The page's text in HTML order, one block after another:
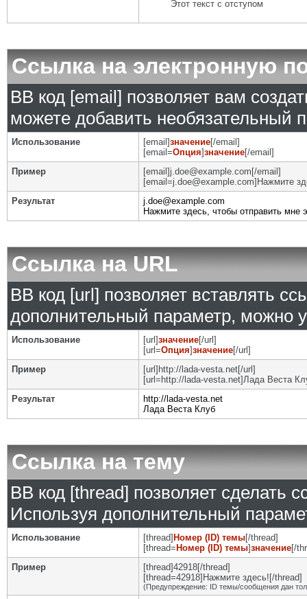
Этот текст с отступом
Ссылка на электронную
BB код [email] позволяет вам
можете добавить необязательный
Использование [email]значение[/email]
[email=Опция]значение[/email]
Пример
[email]j.doe@example.com[/email]
[email=j.doe@example.com]Нажмите
Результат
j.doe@example.com
Нажмите здесь, чтобы отправить мне
Ссылка на URL
BB код [url] позволяет вставлять
дополнительный параметр, можно
Использование [url]значение[/url]
[url=Опция]значение[/url]
Пример
[url]http://lada-vesta.net[/url]
[url=http://lada-vesta.net]Лада Веста
Результат
http://lada-vesta.net
Лада Веста Клуб
Ссылка на тему
BB код [thread] позволяет сделать
Используя дополнительный
Использование [thread] Номер (ID) темы[/thread]
[thread= Номер (ID) темы]значение[/
Пример
[thread]42918[/thread]
[thread=42918]Нажмите здесь![/thread]
(Предупреждение: ID темы/сообщения дан